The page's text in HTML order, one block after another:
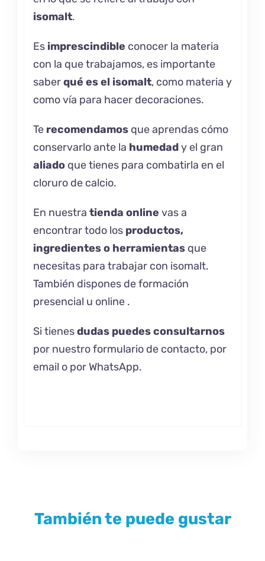
isomalt.
Es imprescindible conocer la materia
con la que trabajamos, es importante
saberqué es el isomalt, como materia y
como vía para hacer decoraciones.
Te recomendamosque aprendas cómo
conservarloante la humedady el gran
aliadoque tienes para combatirla en el
cloruro de calcio.
En nuestra tienda online vas a
encontrar todo los productos,
ingredientes o herramientasque
necesitas para trabajar con isomalt.
También dispones de formación
presencial u online .
Si tienesdudas puedes consultarnos
por nuestro formulario de contacto, por
email o por WhatsApp.
También te puede gustar